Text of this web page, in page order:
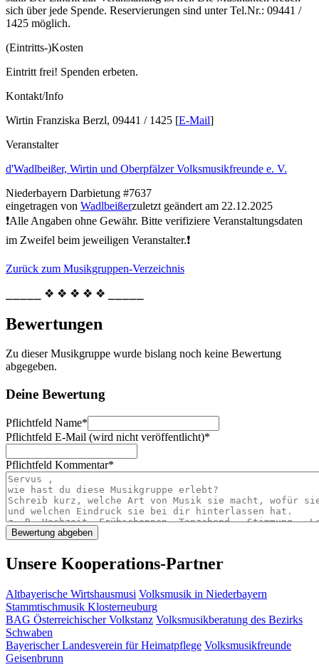
sich über jede Spende. Reservierungen sind unter Tel.Nr.: 09441 /
1425 möglich.
(Eintritts-)Kosten
Eintritt frei! Spenden erbeten.
Kontakt/Info
Wirtin Franziska Berzl, 09441 / 1425 [E-Mail]
Veranstalter
d'Wadlbeißer, Wirtin und Oberpfälzer Volksmusikfreunde e. V.
Niederbayern Darbietung #7637
eingetragen von Wadlbeißerzuletzt geändert am 22.12.2025
❗Alle Angaben ohne Gewähr. Bitte verifiziere Veranstaltungsdaten
im Zweifel beim jeweiligen Veranstalter.❗
Zurück zum Musikgruppen-Verzeichnis
⎯⎯⎯⎯⎯ ❖ ❖ ❖ ❖ ❖ ⎯⎯⎯⎯⎯
Bewertungen
Zu dieser Musikgruppe wurde bislang noch keine Bewertung
abgegeben.
Deine Bewertung
Pflichtfeld Name*
Pflichtfeld E-Mail (wird nicht veröffentlicht)*
Pflichtfeld Kommentar*
Unsere Kooperations-Partner
Altbayerische Wirtshausmusi Volksmusik in Niederbayern
Stammtischmusik Klosterneuburg
BAG Österreichischer Volkstanz Volksmusikberatung des Bezirks
Schwaben
Bayerischer Landesverein für Heimatpflege Volksmusikfreunde
Geisenbrunn